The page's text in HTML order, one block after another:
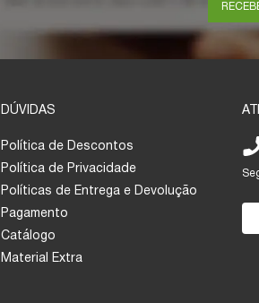
DÚVIDAS
Política de Descontos
Política de Privacidade
Políticas de Entrega e Devolução
Pagamento
Catálogo
Material Extra